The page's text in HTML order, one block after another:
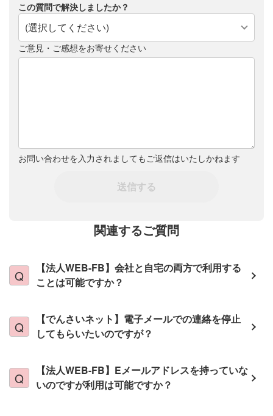
この質問で解決しましたか？
(選択してください)
ご意見・ご感想をお寄せください
お問い合わせを入力されましてもご返信はいたしかねます
送信する
関連するご質問
【法人WEB-FB】会社と自宅の両方で利用する
ことは可能ですか？
【でんさいネット】電子メールでの連絡を停止
してもらいたいのですが？
【法人WEB-FB】Eメールアドレスを持っていな
いのですが利用は可能ですか？